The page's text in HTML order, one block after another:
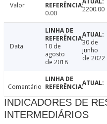
Valor
0.00
2200.00
Data
10 de
agosto
de 2018
30 de
junho
de 2022
Comentário
INDICADORES DE
INTERMEDIÁRIOS